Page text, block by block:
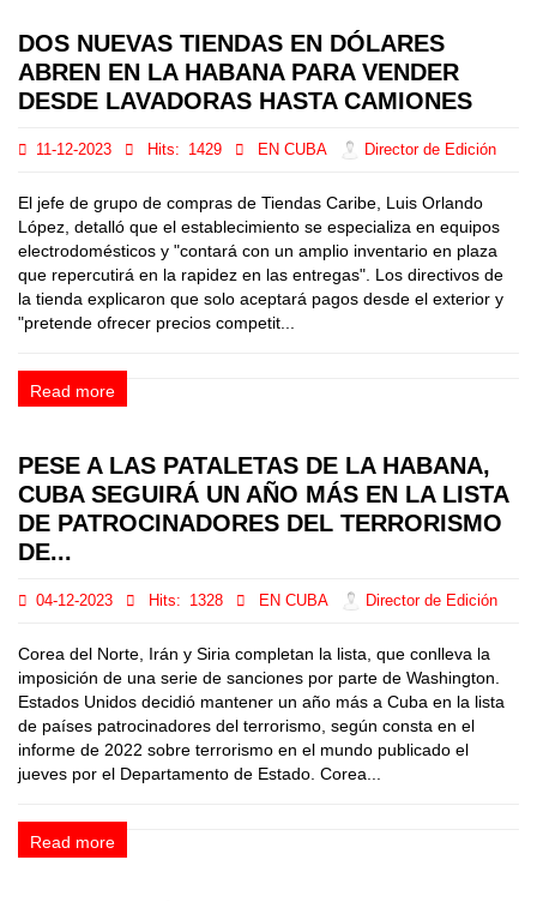
DOS NUEVAS TIENDAS EN DÓLARES
ABREN EN LA HABANA PARA VENDER
DESDE LAVADORAS HASTA CAMIONES
11-12-2023 Hits: 1429 EN CUBA Director de Edición
El jefe de grupo de compras de Tiendas Caribe, Luis Orlando
López, detalló que el establecimiento se especializa en equipos
electrodomésticos y "contará con un amplio inventario en plaza
que repercutirá en la rapidez en las entregas". Los directivos de
la tienda explicaron que solo aceptará pagos desde el exterior y
"pretende ofrecer precios competit...
Read more
PESE A LAS PATALETAS DE LA HABANA,
CUBA SEGUIRÁ UN AÑO MÁS EN LA LISTA
DE PATROCINADORES DEL TERRORISMO
DE...
04-12-2023 Hits: 1328 EN CUBA Director de Edición
Corea del Norte, Irán y Siria completan la lista, que conlleva la
imposición de una serie de sanciones por parte de Washington.
Estados Unidos decidió mantener un año más a Cuba en la lista
de países patrocinadores del terrorismo, según consta en el
informe de 2022 sobre terrorismo en el mundo publicado el
jueves por el Departamento de Estado. Corea...
Read more